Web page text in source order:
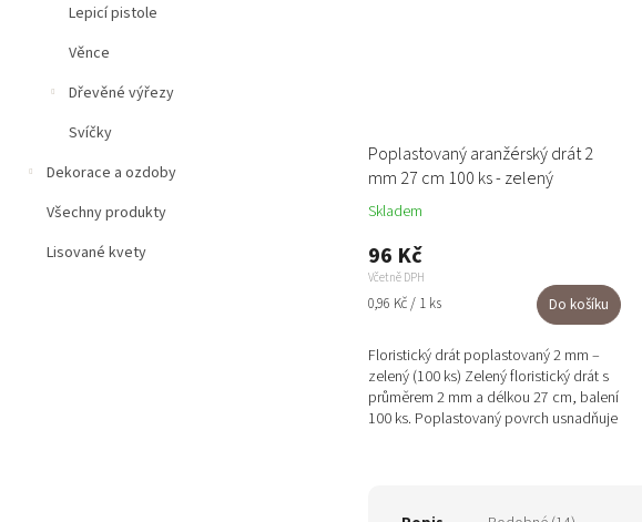
Lepicí pistole
Věnce
Dřevěné výřezy
Svíčky
Dekorace a ozdoby
Všechny produkty
Lisované kvety
Poplastovaný aranžérský drát 2
mm 27 cm 100 ks - zelený
Skladem
96 Kč
Včetně DPH
Měrná
0,96 Kč / 1 ks Do košíku
Floristický drát poplastovaný 2 mm –
zelený (100 ks) Zelený floristický drát s
průměrem 2 mm a délkou 27 cm, balení
100 ks. Poplastovaný povrch usnadňuje